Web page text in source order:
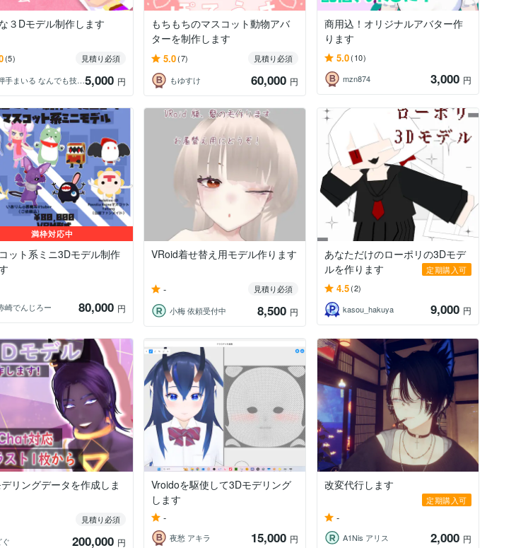
３Dモデル制作します
(5)
見積り必須
押手まいる なんでも技術屋Vtuber 5,000 円
もちもちのマスコット動物アバ
ターを制作します
5.0(7)
見積り必須
もゆすけ
60,000 円
商用込！オリジナルアバター作
ります
5.0(10)
mzn874
3,000 円
満枠対応中
ット系ミニ3Dモデル制作
崎でんじろー 80,000 円
VRoid着せ替え用モデル作ります
-
見積り必須
小梅 依頼受付中
8,500 円
あなただけのローポリの3Dモデ
ルを作ります
定期購入可
4.5(2)
kasou_hakuya
9,000 円
リングデータを作成しま
見積り必須
ぐ
200,000 円
Vroidoを駆使して3Dモデリング
します
-
夜愁 アキラ 15,000 円
改変代行します
定期購入可
-
A1Nis アリス 2,000 円